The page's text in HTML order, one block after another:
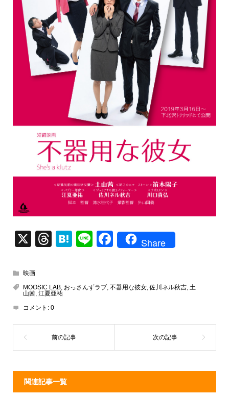
X
T
a
d
s
H
n
Li
F
e
o
k
Share
映画
MOOSIC LAB, おっさんずラブ, 不器用な彼女,佐川ネル秋吉, 土
山茜, 江夏亜祐
コメント: 0
関連記事一覧